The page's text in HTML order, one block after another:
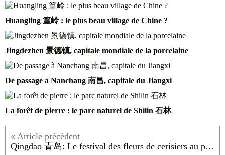
Huangling 篁岭 : le plus beau village de Chine ?
Jingdezhen 景德镇, capitale mondiale de la porcelaine
De passage à Nanchang 南昌, capitale du Jiangxi
La forêt de pierre : le parc naturel de Shilin 石林
Qingdao 青岛: Le festival des fleurs de cerisiers au parc Zhongshan